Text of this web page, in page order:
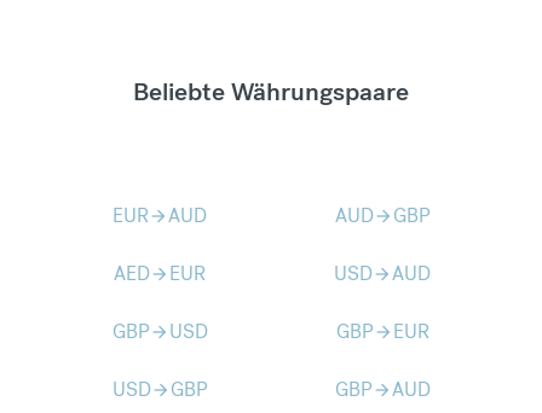
Beliebte Währungspaare
EURarrow_forwardAUD AUDarrow_forward GBP
AEDarrow_forward EUR USDarrow_forwardAUD
GBParrow_forward USD GBParrow_forward EUR
USDarrow_forward GBP GBParrow_forwardAUD